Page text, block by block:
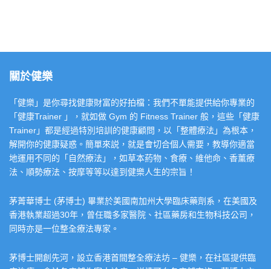
關於健樂
「健樂」是你尋找健康財富的好拍檔：我們不單能提供給你專業的
「健康Trainer 」，就如做 Gym 的 Fitness Trainer 般，這些「健康
Trainer」都是經過特別培訓的健康顧問，以「整體療法」為根本，
解開你的健康疑惑。簡單來説，就是會切合個人需要，教導你適當
地運用不同的「自然療法」，如草本葯物、食療、維他命、香薰療
法、順勢療法、按摩等等以達到健樂人生的宗旨！
茅菁華博士 (茅博士) 畢業於美國南加州大學臨床藥劑系，在美國及
香港執業超過30年，曾任職多家醫院、社區藥房和生物科技公司，
同時亦是一位整全療法專家。
茅博士開創先河，設立香港首間整全療法坊 – 健樂，在社區提供臨